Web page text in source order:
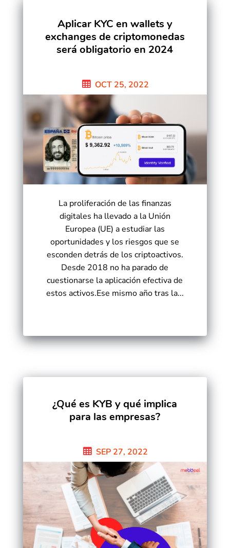
Aplicar KYC en wallets y
exchanges de criptomonedas
será obligatorio en 2024
OCT 25, 2022
La proliferación de las finanzas
digitales ha llevado a la Unión
Europea (UE) a estudiar las
oportunidades y los riesgos que se
esconden detrás de los criptoactivos.
Desde 2018 no ha parado de
cuestionarse la aplicación efectiva de
estos activos.Ese mismo año tras la...
¿Qué es KYB y qué implica
para las empresas?
SEP 27, 2022